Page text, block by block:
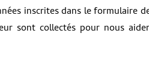
inscrites dans le formulaire
sont collectés pour nous